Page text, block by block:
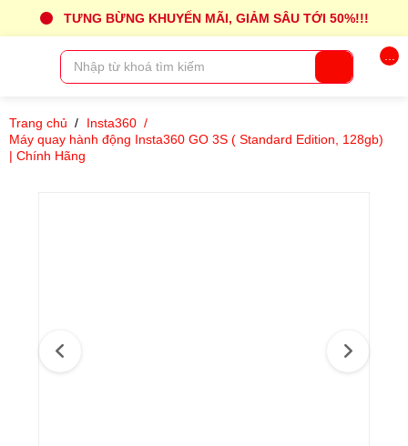
TƯNG BỪNG KHUYẾN MÃI, GIẢM SÂU TỚI 50%!!!
Trang chủ / Insta360 /
Máy quay hành động Insta360 GO 3S ( Standard Edition, 128gb)
| Chính Hãng